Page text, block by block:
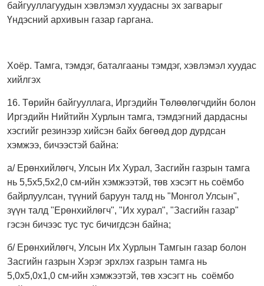
байгууллагуудын хэвлэмэл хуудасны эх загварыг
Үндэсний архивын газар гаргана.
Хоёр. Тамга, тэмдэг, баталгааны тэмдэг, хэвлэмэл хуудас
хийлгэх
16. Төрийн байгууллага, Иргэдийн Төлөөлөгчдийн болон
Иргэдийн Нийтийн Хурлын тамга, тэмдэгний дардасны
хэсгийг резинээр хийсэн байх бөгөөд дор дурдсан
хэмжээ, бичээстэй байна:
а/ Ерөнхийлөгч, Улсын Их Хурал, Засгийн газрын тамга
нь 5,5х5,5х2,0 см-ийн хэмжээтэй, төв хэсэгт нь соёмбо
байрлуулсан, түүний баруун талд нь "Монгол Улсын",
зүүн талд "Ерөнхийлөгч", "Их хурал", "Засгийн газар"
гэсэн бичээс тус тус бичигдсэн байна;
б/ Ерөнхийлөгч, Улсын Их Хурлын Тамгын газар болон
Засгийн газрын Хэрэг эрхлэх газрын тамга нь
5,0х5,0х1,0 см-ийн хэмжээтэй, төв хэсэгт нь соёмбо